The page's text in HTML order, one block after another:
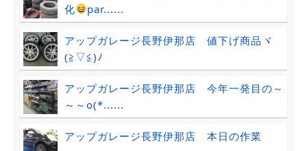
化
par......
アップガレージ長野伊那店 値下げ商品ヾ
(≧▽≦)ﾉ
アップガレージ長野伊那店 今年一発目の～
～～o(*......
アップガレージ長野伊那店 本日の作業